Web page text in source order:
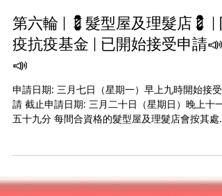
Michael Chan - Bida & Co.
2022年3月9日
第六輪 | 💈髮型屋及理髮店💈 |
疫抗疫基金 | 已開始接受申請📣
📣
申請日期: 三月七日（星期一）早上九時開始接受
或二人, 💲15,000.00 三或四人, 💲30,000.00...